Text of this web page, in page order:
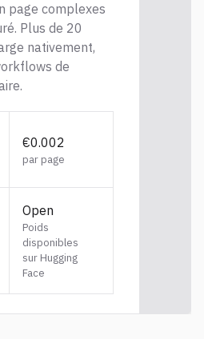
page complexes
Plus de 20
nativement,
de
€0.002
par page
Open
Poids
disponibles
sur Hugging
Face